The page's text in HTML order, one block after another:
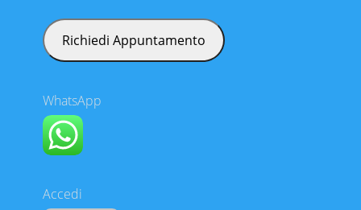
WhatsApp
Accedi